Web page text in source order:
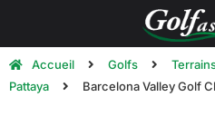
Accueil Golfs
Pattaya
Barcelona Valley Golf